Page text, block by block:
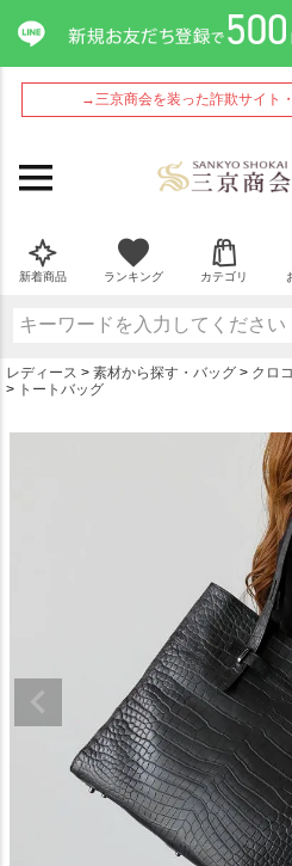
→三京商会を装った詐欺サイト
新着商品 ランキング カテゴリ
レディース 素材から探す・バッグ クロ
トートバッグ